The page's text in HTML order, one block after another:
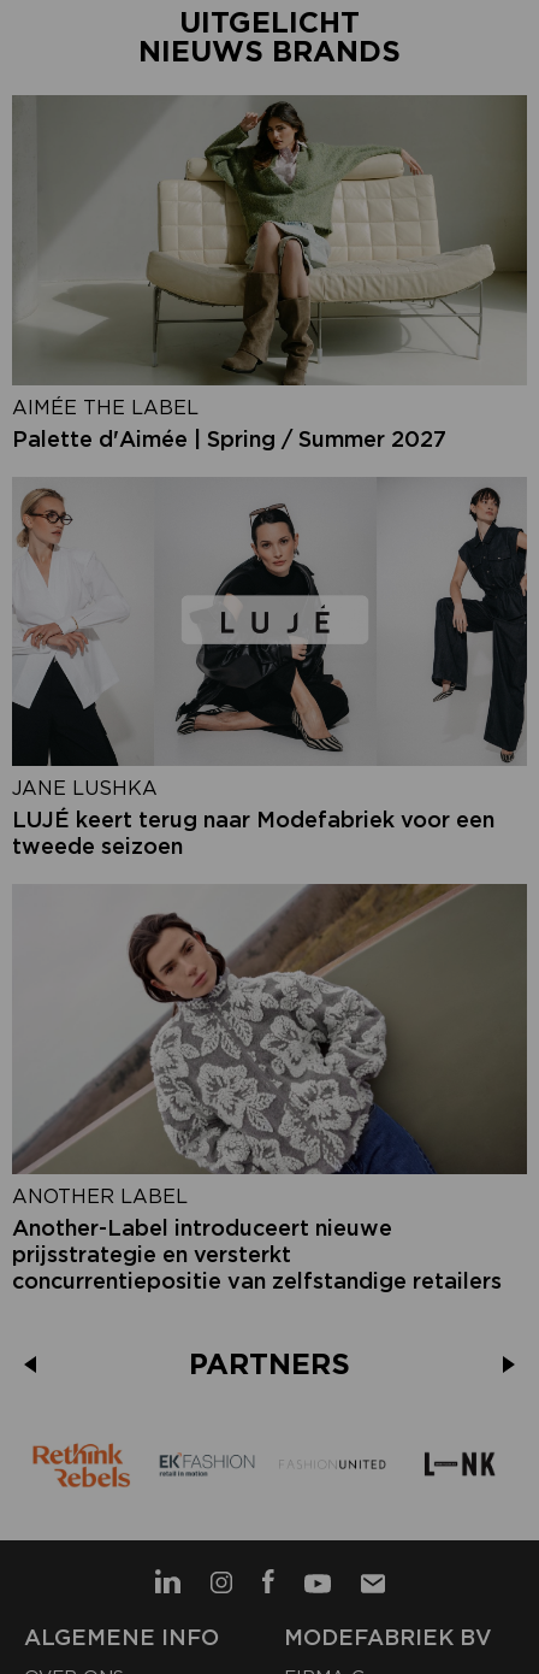
UITGELICHT
NIEUWS BRANDS
AIMÉE THE LABEL
Palette d'Aimée | Spring / Summer 2027
JANE LUSHKA
LUJÉ keert terug naar Modefabriek voor een
tweede seizoen
ANOTHER LABEL
Another-Label introduceert nieuwe
prijsstrategie en versterkt
concurrentiepositie van zelfstandige retailers
PARTNERS
ALGEMENE INFO MODEFABRIEK BV